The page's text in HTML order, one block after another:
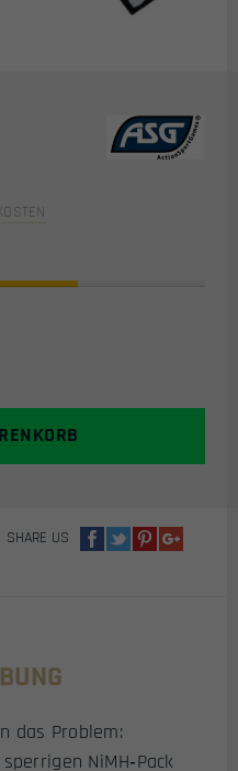
SHARE US
das Problem:
NiMH‑Pack